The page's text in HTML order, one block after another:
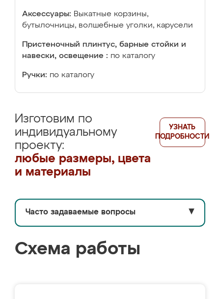
Аксессуары: Выкатные корзины,
бутылочницы, волшебные уголки, карусели
Пристеночный плинтус, барные стойки и
навески, освещение : по каталогу
Ручки: по каталогу
Изготовим по
индивидуальному
проекту:
любые размеры, цвета
и материалы
УЗНАТЬ
ПОДРОБНОСТИ
Часто задаваемые вопросы ▼
Схема работы